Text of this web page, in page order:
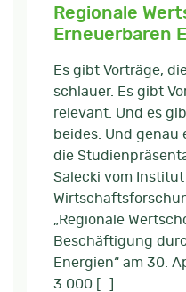
Regionale
Erneuerbaren
Es gibt Vorträge,
schlauer. Es gibt
relevant. Und es
beides. Und genau
die
Salecki vom
„Regionale
Beschäftigung
Energien“ am 30.
3.000 […]